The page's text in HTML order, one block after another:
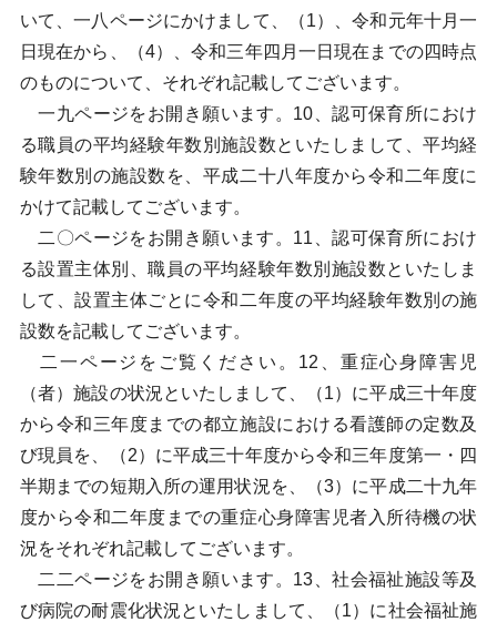
いて、一八ページにかけまして、（1）、令和元年十月一
日現在から、（4）、令和三年四月一日現在までの四時点
のものについて、それぞれ記載してございます。
一九ページをお開き願います。10、認可保育所におけ
る職員の平均経験年数別施設数といたしまして、平均経
験年数別の施設数を、平成二十八年度から令和二年度に
かけて記載してございます。
二〇ページをお開き願います。11、認可保育所におけ
る設置主体別、職員の平均経験年数別施設数といたしま
して、設置主体ごとに令和二年度の平均経験年数別の施
設数を記載してございます。
二一ページをご覧ください。12、重症心身障害児
（者）施設の状況といたしまして、（1）に平成三十年度
から令和三年度までの都立施設における看護師の定数及
び現員を、（2）に平成三十年度から令和三年度第一・四
半期までの短期入所の運用状況を、（3）に平成二十九年
度から令和二年度までの重症心身障害児者入所待機の状
況をそれぞれ記載してございます。
二二ページをお開き願います。13、社会福祉施設等及
び病院の耐震化状況といたしまして、（1）に社会福祉施